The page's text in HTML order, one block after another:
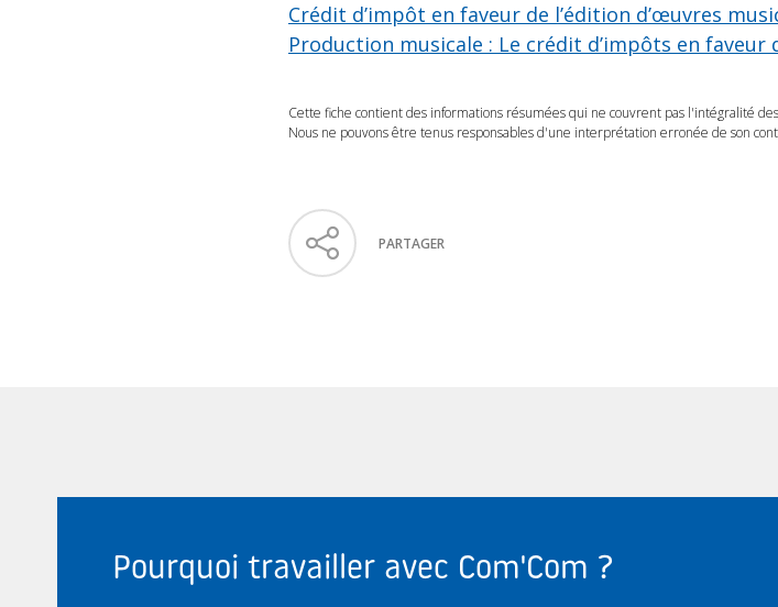
Crédit d’impôt en faveur de l’édition d’œuvres
Production musicale : Le crédit d’impôts en faveur
Cette fiche contient des informations résumées qui ne couvrent pas l'intégralité
Nous ne pouvons être tenus responsables d'une interprétation erronée de son
PARTAGER
Pourquoi travailler avec Com'Com ?